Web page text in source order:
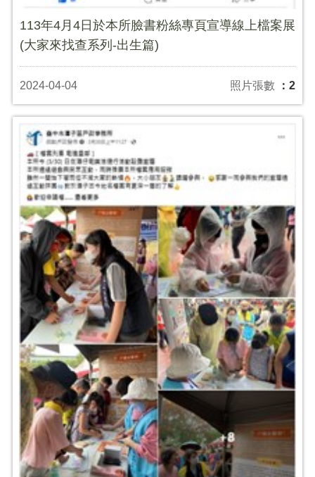
113年4月4日於本所臉書粉絲專頁宣導線上檔案展
(大家來找查系列-出生篇)
2024-04-04 照片張數 ：2